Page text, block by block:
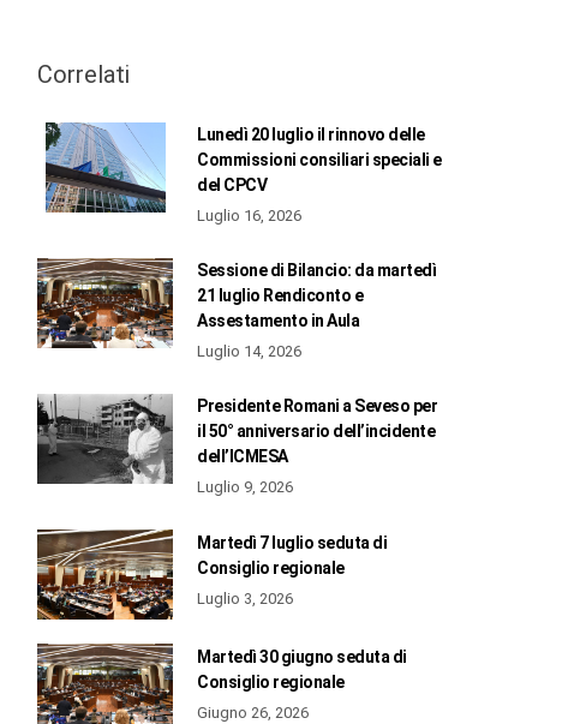
Correlati
Lunedì 20 luglio il rinnovo delle
Commissioni consiliari speciali e
del CPCV
Luglio 16, 2026
Sessione di Bilancio: da martedì
21 luglio Rendiconto e
Assestamento in Aula
Luglio 14, 2026
Presidente Romani a Seveso per
il 50° anniversario dell’incidente
dell’ICMESA
Luglio 9, 2026
Martedì 7 luglio seduta di
Consiglio regionale
Luglio 3, 2026
Martedì 30 giugno seduta di
Consiglio regionale
Giugno 26, 2026